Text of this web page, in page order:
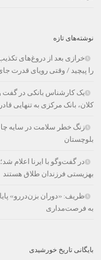
نوشته‌های تازه
خرازی بعد از دروغ‌های
را پیچید / وقتی رویای قدرت
یک کارشناس بانکی در گفت
کلان، بانک مرکزی به تنهایی
زنگ خطر سلامت در سایه
بلوچستان
بهزیستی فرزندان طلاق هستند
ظریف: «دوران بزن‌دررو»
به فرصت‌مداری
بایگانی تاریخ خورشیدی